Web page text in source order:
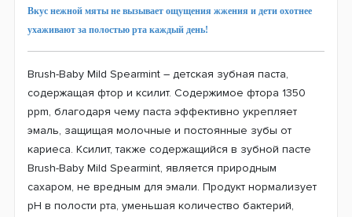
Вкус нежной мяты не вызывает ощущения жжения и дети охотнее
ухаживают за полостью рта каждый день!
Brush-Baby Mild Spearmint – детская зубная паста,
содержащая фтор и ксилит. Содержимое фтора 1350
ppm, благодаря чему паста эффективно укрепляет
эмаль, защищая молочные и постоянные зубы от
кариеса. Ксилит, также содержащийся в зубной пасте
Brush-Baby Mild Spearmint, является природным
сахаром, не вредным для эмали. Продукт нормализует
рН в полости рта, уменьшая количество бактерий,